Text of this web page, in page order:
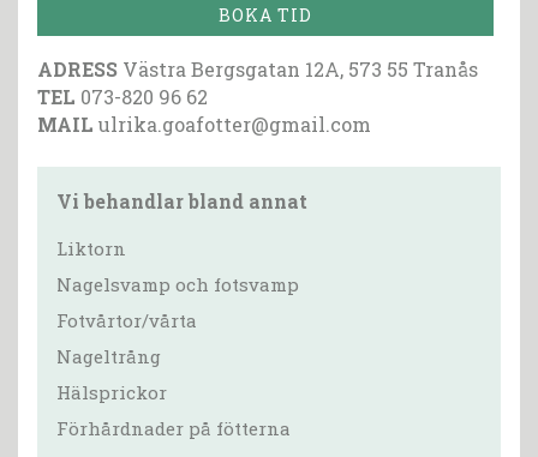
BOKA TID
ADRESS Västra Bergsgatan 12A, 573 55 Tranås
TEL 073-820 96 62
MAIL ulrika.goafotter@gmail.com
Vi behandlar bland annat
Liktorn
Nagelsvamp och fotsvamp
Fotvårtor/vårta
Nageltrång
Hälsprickor
Förhårdnader på fötterna